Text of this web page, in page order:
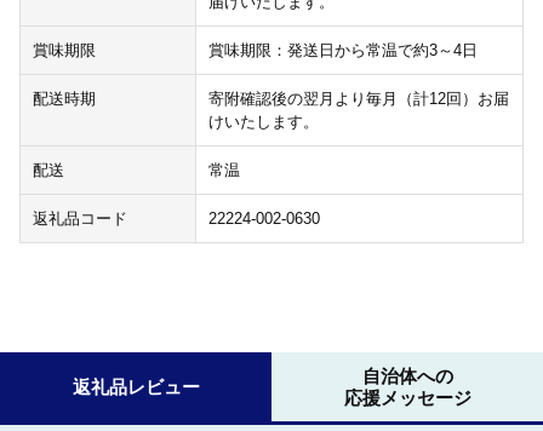
賞味期限 賞味期限：発送日から常温で約3～4日
配送時期
寄附確認後の翌月より毎月（計12回）お届
けいたします。
配送 常温
返礼品コード 22224-002-0630
返礼品レビュー
自治体への
応援メッセージ